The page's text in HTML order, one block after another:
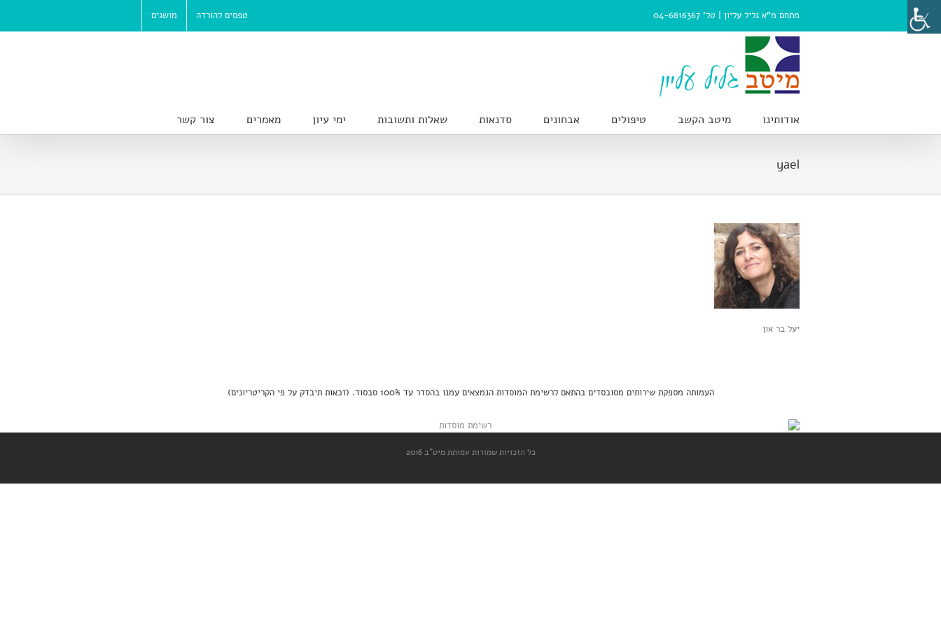
content
מתחם מ"א גליל עליון | טל' 04-6816367 טפסים להורדה מושגים
אודותינו מיטב הקשב טיפולים אבחונים סדנאות שאלות ותשובות ימי עיון מאמרים צור קשר
yael
יעל בר און
העמותה מספקת שירותים מסובסדים בהתאם לרשימת המוסדות הנמצאים עמנו בהסדר עד 100% סבסוד. (זכאות תיבדק על פי הקריטריונים)
כל הזכויות שמורות עמותת מיט"ב 2016